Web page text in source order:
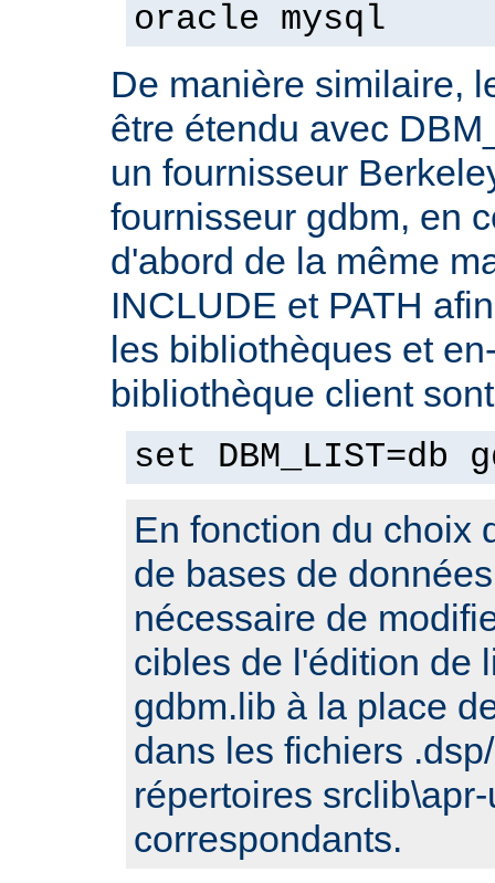
oracle mysql
De manière similaire,
être étendu avec
un fournisseur
fournisseur gdbm, en
d'abord de la même
INCLUDE et PATH
les bibliothèques et
bibliothèque client
set DBM_LIST=db
En fonction du choix
de bases de
nécessaire de
cibles de l'édition de
gdbm.lib à la place
dans les fichiers
répertoires
correspondants.